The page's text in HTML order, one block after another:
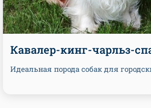
Кавалер-кинг-чарльз-
Идеальная порода собак для